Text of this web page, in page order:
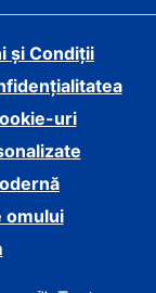
și Condiții
uri
omului